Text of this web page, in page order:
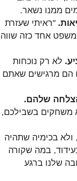
ממנו נשאר.
"ראיתי שעזרת
משפט אחד כזה שווה
לא רק נוכחות
מרגישים שאתם
שלהם.
משחקים בשבילכם,
בכימיה שתהיה
במה שקורה
שלנו ברגע